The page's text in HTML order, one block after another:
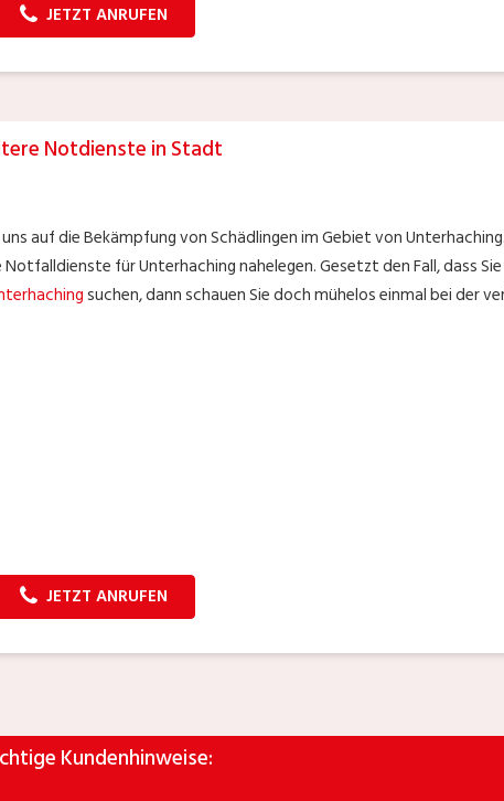
JETZT ANRUFEN
Notdienste in Stadt
auf die Bekämpfung von Schädlingen im Gebiet von
Notfalldienste für Unterhaching nahelegen. Gesetzt den Fall, dass
suchen, dann schauen Sie doch mühelos einmal bei der
JETZT ANRUFEN
Kundenhinweise: